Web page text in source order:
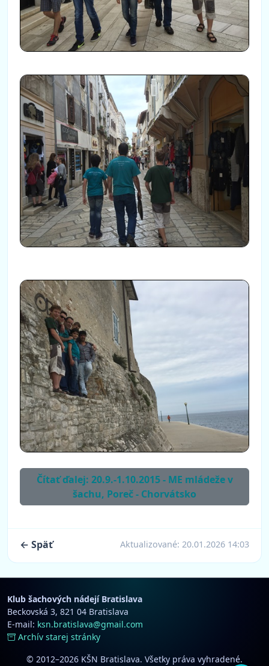
Čítať ďalej: 20.9.-1.10.2015 - ME mládeže v
šachu, Poreč - Chorvátsko
← Späť Aktualizované: 20.01.2026 14:03
Klub šachových nádejí Bratislava
Beckovská 3, 821 04 Bratislava
E-mail: ksn.bratislava@gmail.com
Archív starej stránky
© 2012–2026 KŠN Bratislava. Všetky práva vyhradené.